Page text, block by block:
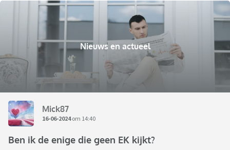
Nieuws en actueel
Mick87
16-06-2024om 14:40
Ben ik de enige die geen EK kijkt?